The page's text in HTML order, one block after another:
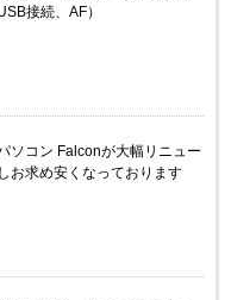
接続、AF）
ソコン Falconが大幅リニュー
お求め安くなっております